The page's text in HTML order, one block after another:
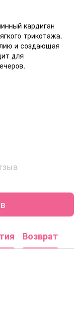
кардиган
трикотажа.
и создающая
для
Возврат